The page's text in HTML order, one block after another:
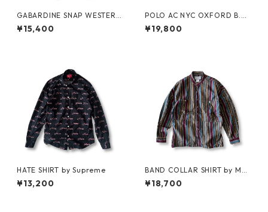
GABARDINE SNAP WESTERN
SHIRT by WYTHE
¥15,400
POLO AC NYC OXFORD B.D.
SHIRT by Polo Ralph Lauren
¥19,800
HATE SHIRT by Supreme
¥13,200
BAND COLLAR SHIRT by MA
RITHÉ FRANÇOIS GIRBAUD
¥18,700